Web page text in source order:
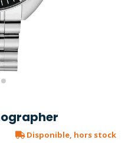
Disponible, hors stock